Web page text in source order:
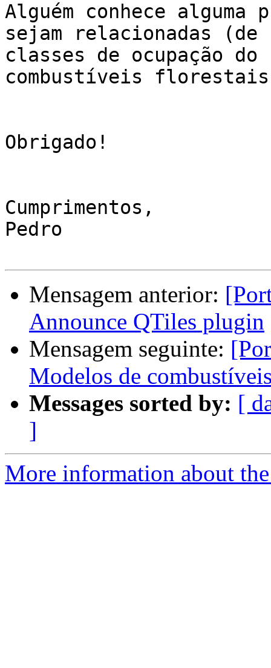
Alguém conhece
sejam relacionadas
classes de ocupação do
combustíveis
Obrigado!
Cumprimentos,
Pedro
Mensagem anterior:
Announce QTiles plugin
Mensagem seguinte:
Modelos de
Messages sorted by: [
]
More information about